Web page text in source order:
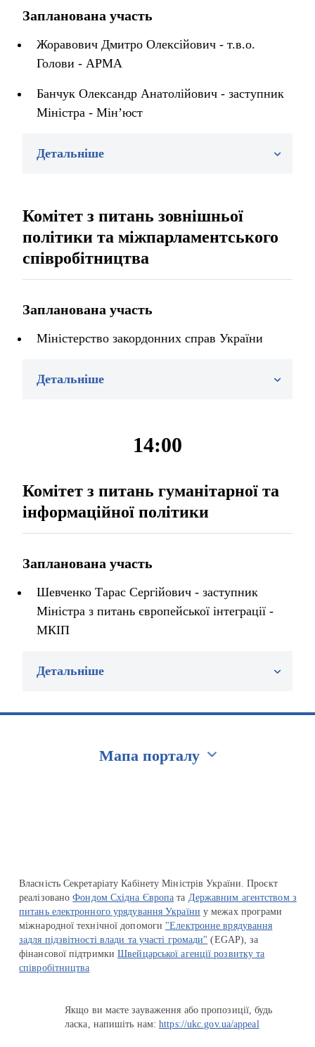
Запланована участь
Жоравович Дмитро Олексійович - т.в.о.
Голови - АРМА
Банчук Олександр Анатолійович - заступник
Міністра - Мін’юст
Детальніше
Комітет з питань зовнішньої
політики та міжпарламентського
співробітництва
Запланована участь
Міністерство закордонних справ України
Детальніше
14:00
Комітет з питань гуманітарної та
інформаційної політики
Запланована участь
Шевченко Тарас Сергійович - заступник
Міністра з питань європейської інтеграції -
МКІП
Детальніше
Мапа порталу
Власність Секретаріату Кабінету Міністрів України. Проєкт
реалізованоФондом Східна Європа та Державним агентством з
питань електронного урядування України у межах програми
міжнародної технічної допомоги "Електронне врядування
задля підзвітності влади та участі громади" (EGAP), за
фінансової підтримкиШвейцарської агенції розвитку та
співробітництва
Якщо ви маєте зауваження або пропозиції, будь
ласка, напишіть нам:https://ukc.gov.ua/appeal